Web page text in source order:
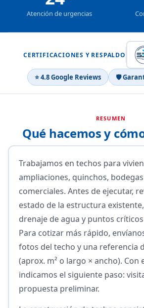
Atención de urgencias
CERTIFICACIONES Y RESPALDO
⭐ 4.8 Google Reviews 🛡
RESUMEN
Qué hacemos y
Trabajamos en techos para
ampliaciones, quinchos,
comerciales. Antes de ejecutar,
estado de la estructura
drenaje de agua y puntos
Para cotizar más rápido,
fotos del techo y una referencia
(aprox. m² o largo × ancho). Con
indicamos el siguiente paso:
propuesta preliminar.